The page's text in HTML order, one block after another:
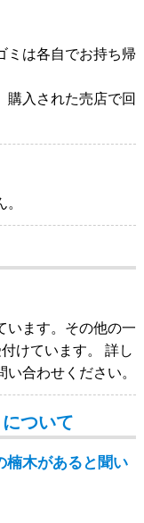
ミは各自でお持ち帰
購入された売店で回
います。その他の一
けています。 詳し
合わせください。
ついて
楠木があると聞い